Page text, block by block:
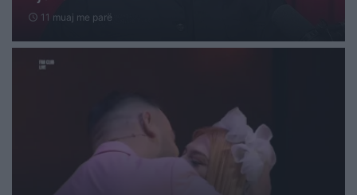
schedule 11 muaj me parë